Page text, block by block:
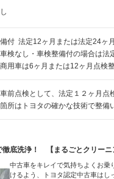
付 法定12ヶ月または法定24ヶ
検なし・車検整備付の場合は法
用車は6ヶ月または12ヶ月点検
前点検として、法定１２ヶ月点
所はトヨタの確かな技術で整備
徹底洗浄！ 【まるごとクリーニ
中古車をキレイで気持ちよくお乗
けるよう、トヨタ認定中古車はし